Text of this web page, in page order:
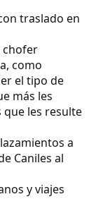
traslado en
chofer
como
el tipo de
más les
que les resulte
a
Caniles al
y viajes